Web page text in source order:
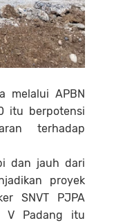
melalui APBN
itu berpotensi
terhadap
dan jauh dari
proyek
SNVT PJPA
V Padang itu